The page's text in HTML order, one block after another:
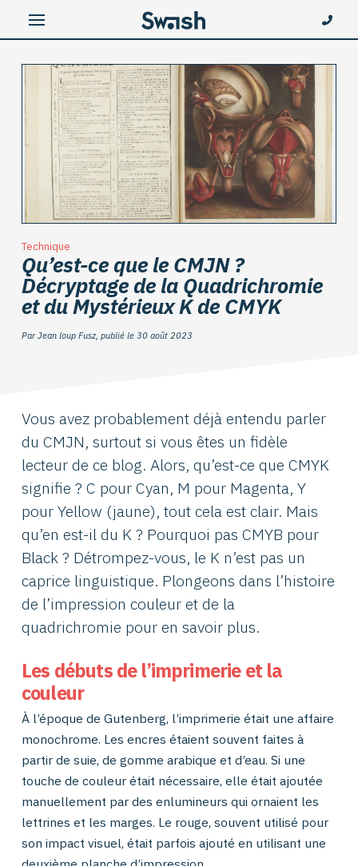
Technique
Qu’est-ce que le CMJN ?
Décryptage de la Quadrichromie
et du Mystérieux K de CMYK
Par Jean loup Fusz, publié le 30 août 2023
Vous avez probablement déjà entendu parler
du CMJN, surtout si vous êtes un fidèle
lecteur de ce blog. Alors, qu’est-ce que CMYK
signifie ? C pour Cyan, M pour Magenta, Y
pour Yellow (jaune), tout cela est clair. Mais
qu’en est-il du K ? Pourquoi pas CMYB pour
Black ? Détrompez-vous, le K n’est pas un
caprice linguistique. Plongeons dans l’histoire
de l’impression couleur et de la
quadrichromie pour en savoir plus.
Les débuts de l’imprimerie et la
couleur
À l’époque de Gutenberg, l’imprimerie était une affaire
monochrome. Les encres étaient souvent faites à
partir de suie, de gomme arabique et d’eau. Si une
touche de couleur était nécessaire, elle était ajoutée
manuellement par des enlumineurs qui ornaient les
lettrines et les marges. Le rouge, souvent utilisé pour
son impact visuel, était parfois ajouté en utilisant une